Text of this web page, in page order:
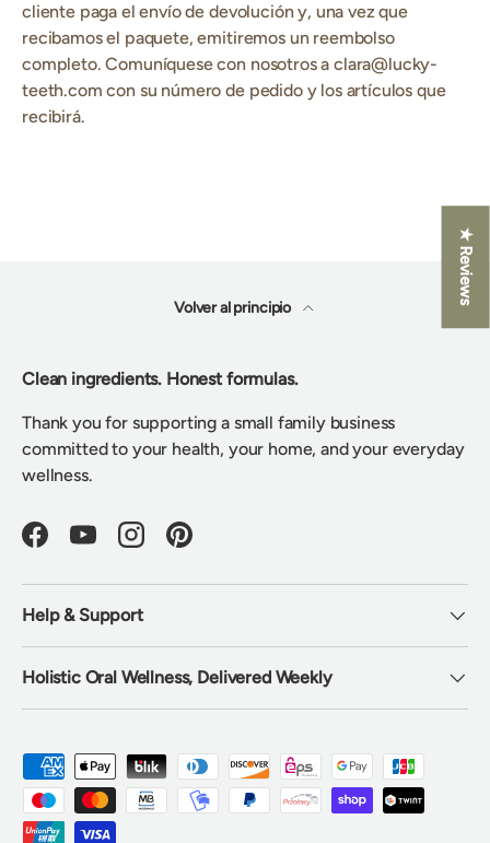
cliente paga el envío de devolución y, una vez que
recibamos el paquete, emitiremos un reembolso
completo. Comuníquese con nosotros a clara@lucky-
teeth.com con su número de pedido y los artículos que
recibirá.
Volver al principio
Clean ingredients. Honest formulas.
Thank you for supporting a small family business
committed to your health, your home, and your everyday
wellness.
FacebookYouTubeInstagramPinterest
Help & Support
Holistic Oral Wellness, Delivered Weekly
Formas de pago aceptadas
★ Reviews